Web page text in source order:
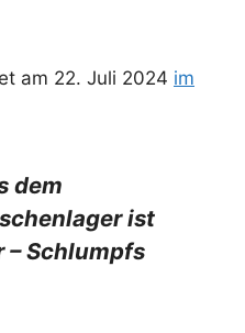
am 22. Juli 2024 im
dem
ist
– Schlumpfs